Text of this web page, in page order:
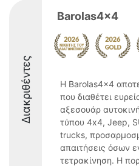
Διακριθέντες
Barolas4x4
Η Barolas4x4
που διαθέτει
αξεσουάρ
τύπου 4x4, Jeep,
trucks,
απαιτήσεις όσων
τετρακίνηση. Η